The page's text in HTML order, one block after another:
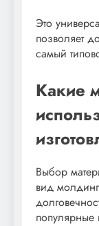
Это
позволяет
самый
Какие
Выбор
вид
популярные